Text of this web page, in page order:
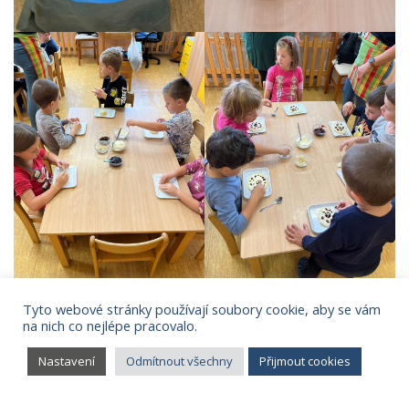
Tyto webové stránky používají soubory cookie, aby se vám
na nich co nejlépe pracovalo.
Nastavení Odmítnout všechny Přijmout cookies